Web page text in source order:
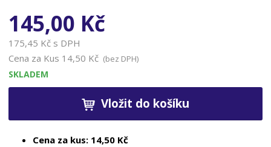
145,00 Kč
175,45 Kč s DPH
Cena za Kus 14,50 Kč (bez DPH)
SKLADEM
Vložit do košíku
Cena za kus: 14,50 Kč